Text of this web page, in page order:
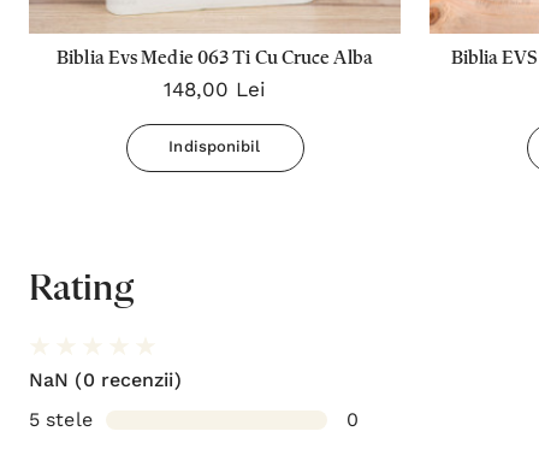
Biblia Evs Medie 063 Ti Cu Cruce Alba
148,00 Lei
Indisponibil
Biblia
Rating
NaN (0 recenzii)
5 stele
0